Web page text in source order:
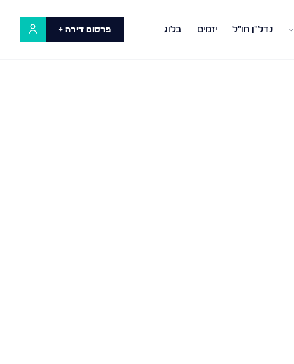
נדל"ן חו"ל יזמים בלוג פרסום דירה +